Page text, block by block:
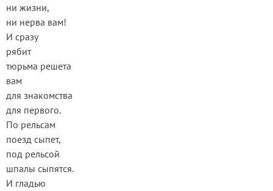
ни жизни,
ни нерва вам!
И сразу
рябит
тюрьма решета
вам
для знакомства
для первого.
По рельсам
поезд сыпет,
под рельсой
шпалы сыпятся.
И гладью